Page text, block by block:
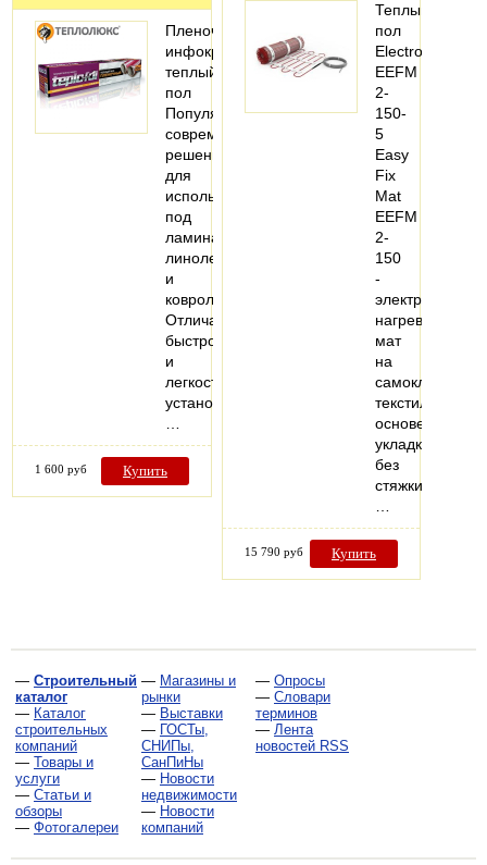
Пленочный
инфокрасный
теплый
пол
Популярное
современное
решение
для
использования
под
ламинат,
линолеум
и
ковролин.
Отличается
быстротой
и
легкостью
установки.
1 600 руб Купить
Теплый
пол
Electrolux
EEFM
2-
150-
5
Easy
Fix
Mat
EEFM
2-
150
-
электрический
мат
на
текстильной
основе,
укладка
без
стяжки,
15 790 руб Купить
— Строительный
каталог
— Каталог
строительных
компаний
— Товары и
услуги
— Статьи и
обзоры
— Фотогалереи
— Магазины и
рынки
— Выставки
— ГОСТы,
СНИПы,
СанПиНы
— Новости
недвижимости
— Новости
компаний
— Опросы
— Словари
терминов
— Лента
новостей RSS